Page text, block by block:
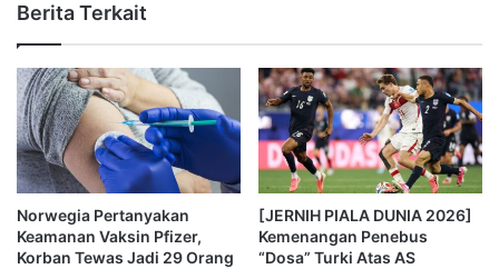
Berita Terkait
Norwegia Pertanyakan
Keamanan Vaksin Pfizer,
Korban Tewas Jadi 29 Orang
[JERNIH PIALA DUNIA 2026]
Kemenangan Penebus
“Dosa” Turki Atas AS